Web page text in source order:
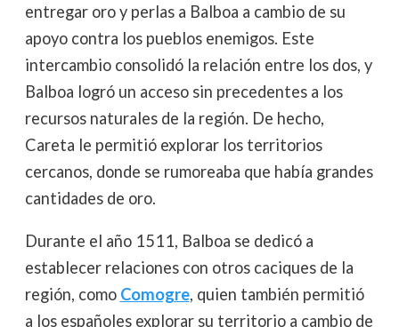
entregar oro y perlas a Balboa a cambio de su
apoyo contra los pueblos enemigos. Este
intercambio consolidó la relación entre los dos, y
Balboa logró un acceso sin precedentes a los
recursos naturales de la región. De hecho,
Careta le permitió explorar los territorios
cercanos, donde se rumoreaba que había grandes
cantidades de oro.
Durante el año 1511, Balboa se dedicó a
establecer relaciones con otros caciques de la
región, como Comogre, quien también permitió
a los españoles explorar su territorio a cambio de